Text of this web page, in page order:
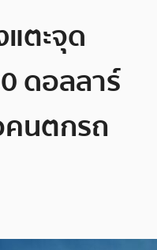
ตะจุด
ดอลลาร์
คนตกรถ